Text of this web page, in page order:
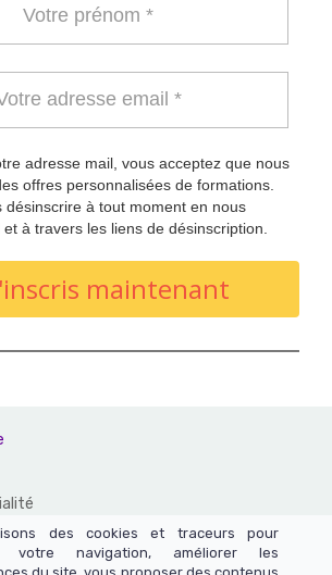
adresse mail, vous acceptez que nous
offres personnalisées de formations.
désinscrire à tout moment en nous
à travers les liens de désinscription.
maintenant
LearnyBox
des cookies et traceurs pour
votre navigation, améliorer les